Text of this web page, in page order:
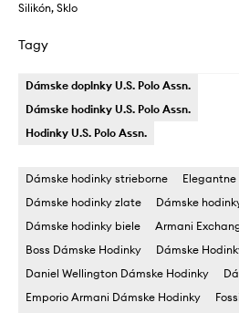
Silikón, Sklo
Tagy
Dámske doplnky U.S. Polo Assn.
Dámske hodinky U.S. Polo Assn.
Hodinky U.S. Polo Assn.
Dámske hodinky strieborne
Dámske hodinky zlate
Dámske
Dámske hodinky biele
Armani
Boss Dámske Hodinky
Dámske
Daniel Wellington Dámske Hodinky
Emporio Armani Dámske Hodinky